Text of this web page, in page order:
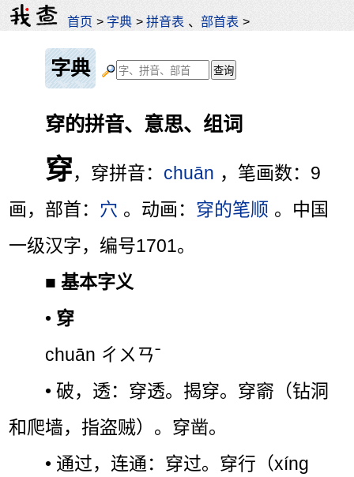
首页 > 字典 >拼音表 、部首表 >
字典
穿的拼音、意思、组词
穿，穿拼音： chuān ，笔画数：9
画，部首： 穴 。动画： 穿的笔顺 。中国
一级汉字，编号1701。
■基本字义
• 穿
chuān ㄔㄨㄢˉ
• 破，透：穿透。揭穿。穿窬（钻洞
和爬墙，指盗贼）。穿凿。
• 通过，连通：穿过。穿行（xíng